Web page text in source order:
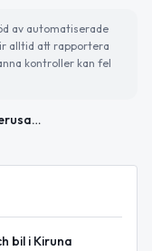
av automatiserade
alltid att rapportera
kontroller kan fel
Polisen omhändertar berusad person och utfärdar böter för hastighet i Norrbotten
bil i Kiruna